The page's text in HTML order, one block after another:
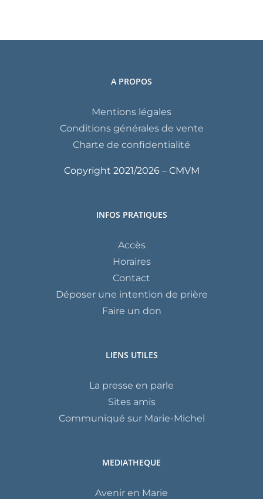
A PROPOS
Mentions légales
Conditions générales de vente
Charte de confidentialité
Copyright 2021/2026 – CMVM
INFOS PRATIQUES
Accès
Horaires
Contact
Déposer une intention de prière
Faire un don
LIENS UTILES
La presse en parle
Sites amis
Communiqué sur Marie-Michel
MEDIATHEQUE
Avenir en Marie